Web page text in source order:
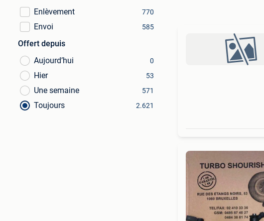
Enlèvement
770
Envoi 585
Offert depuis
Aujourd’hui
0
Hier 53
Une semaine 571
Toujours 2.621